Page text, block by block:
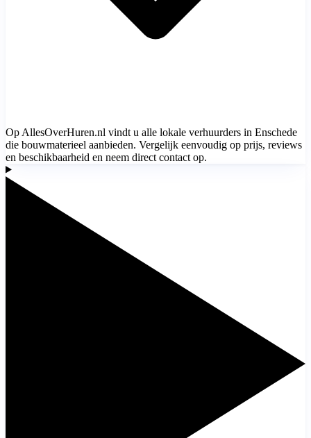
Op AllesOverHuren.nl vindt u alle lokale verhuurders in Enschede
die bouwmaterieel aanbieden. Vergelijk eenvoudig op prijs, reviews
en beschikbaarheid en neem direct contact op.